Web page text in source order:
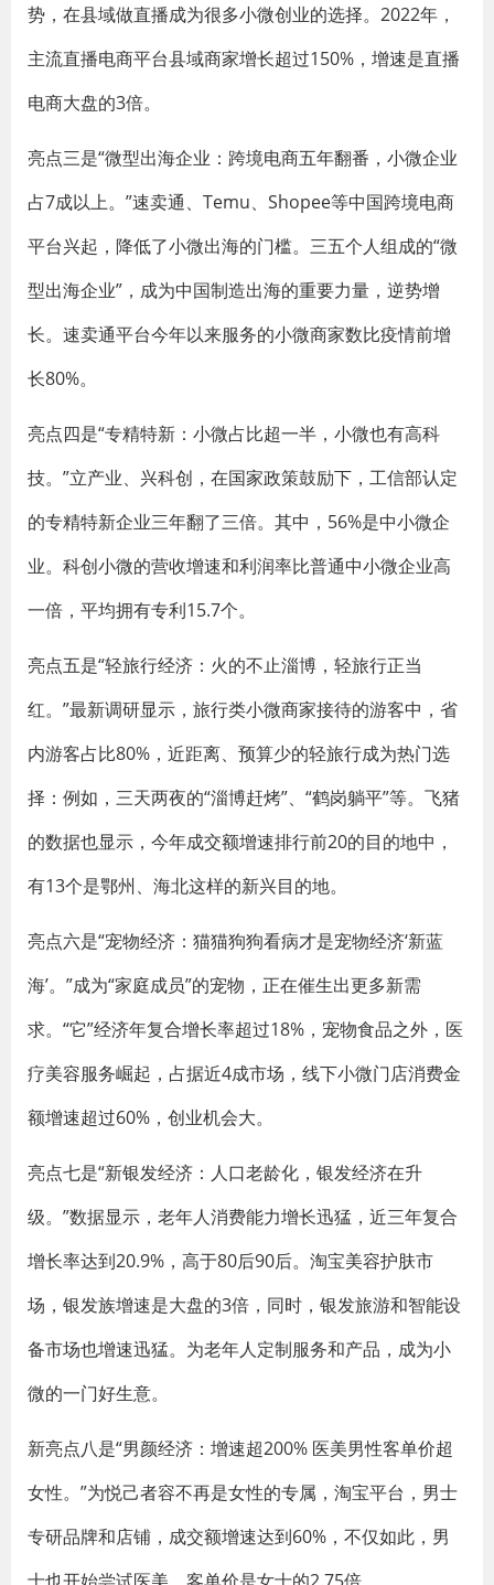
势，在县域做直播成为很多小微创业的选择。2022年，
主流直播电商平台县域商家增长超过150%，增速是直播
电商大盘的3倍。
亮点三是“微型出海企业：跨境电商五年翻番，小微企业
占7成以上。”速卖通、Temu、Shopee等中国跨境电商
平台兴起，降低了小微出海的门槛。三五个人组成的“微
型出海企业”，成为中国制造出海的重要力量，逆势增
长。速卖通平台今年以来服务的小微商家数比疫情前增
长80%。
亮点四是“专精特新：小微占比超一半，小微也有高科
技。”立产业、兴科创，在国家政策鼓励下，工信部认定
的专精特新企业三年翻了三倍。其中，56%是中小微企
业。科创小微的营收增速和利润率比普通中小微企业高
一倍，平均拥有专利15.7个。
亮点五是“轻旅行经济：火的不止淄博，轻旅行正当
红。”最新调研显示，旅行类小微商家接待的游客中，省
内游客占比80%，近距离、预算少的轻旅行成为热门选
择：例如，三天两夜的“淄博赶烤”、“鹤岗躺平”等。飞猪
的数据也显示，今年成交额增速排行前20的目的地中，
有13个是鄂州、海北这样的新兴目的地。
亮点六是“宠物经济：猫猫狗狗看病才是宠物经济‘新蓝
海’。”成为“家庭成员”的宠物，正在催生出更多新需
求。“它”经济年复合增长率超过18%，宠物食品之外，医
疗美容服务崛起，占据近4成市场，线下小微门店消费金
额增速超过60%，创业机会大。
亮点七是“新银发经济：人口老龄化，银发经济在升
级。”数据显示，老年人消费能力增长迅猛，近三年复合
增长率达到20.9%，高于80后90后。淘宝美容护肤市
场，银发族增速是大盘的3倍，同时，银发旅游和智能设
备市场也增速迅猛。为老年人定制服务和产品，成为小
微的一门好生意。
新亮点八是“男颜经济：增速超200% 医美男性客单价超
女性。”为悦己者容不再是女性的专属，淘宝平台，男士
专研品牌和店铺，成交额增速达到60%，不仅如此，男